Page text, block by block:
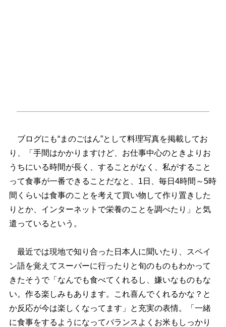
ブログにも“まのごはん”として料理写真を掲載してお
り、「手間はかかりますけど、お仕事中心のときよりお
うちにいる時間が長く、することがなく、私がすること
って食事が一番できることだなと、1日、毎日4時間～5時
間くらいは食事のことを考えて買い物して作り置きした
りとか、インターネットで栄養のことを調べたり」と気
遣っているという。
最近では現地で知り合った日本人に聞いたり、スペイ
ン語を覚えてスーパーに行ったりと旬のものもわかって
きたそうで「なんでも食べてくれるし、嫌いなものもな
い。作る楽しみもあります。これ喜んでくれるかな？と
か反応が今は楽しくなってます」と充実の表情。「一緒
に食事をするようになってバランスよくお米もしっかり